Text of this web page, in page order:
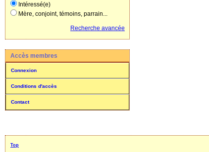
Intéressé(e)
Mère, conjoint, témoins, parrain...
Recherche avancée
Accès membres
Connexion
Conditions d'accès
Contact
Top